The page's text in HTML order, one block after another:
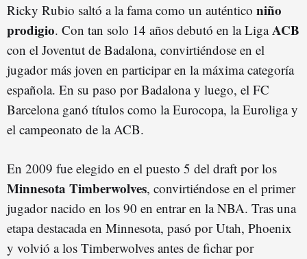
Ricky Rubio saltó a la fama como un auténtico niño
prodigio. Con tan solo 14 años debutó en la LigaACB
con el Joventut de Badalona, convirtiéndose en el
jugador más joven en participar en la máxima categoría
española. En su paso por Badalona y luego, el FC
Barcelona ganó títulos como la Eurocopa, la Euroliga y
el campeonato de la ACB.
En 2009 fue elegido en el puesto 5 del draft por los
Minnesota Timberwolves, convirtiéndose en el primer
jugador nacido en los 90 en entrar en la NBA. Tras una
etapa destacada en Minnesota, pasó por Utah, Phoenix
y volvió a los Timberwolves antes de fichar por